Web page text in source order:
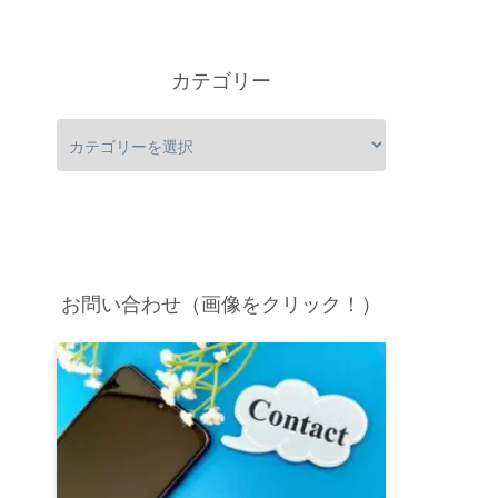
カテゴリー
お問い合わせ（画像をクリック！）